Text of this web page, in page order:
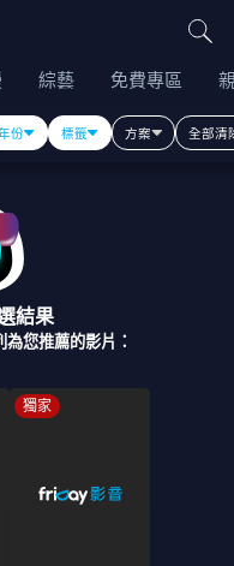
綜藝 免費專區
份 標籤 方案 全部清
結果
您推薦的影片：
獨家